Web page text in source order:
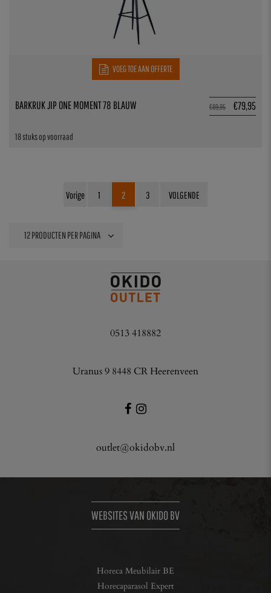
VOEG TOE AAN OFFERTE
€89,95 €79,95
18 stuks op voorraad
BARKRUK JIP ONE MOMENT 78 BLAUW
Vorige 1 2 3 VOLGENDE
0513 418882
Uranus 9 8448 CR Heerenveen
outlet@okidobv.nl
WEBSITES VAN OKIDO BV
Horeca Meubilair BE
Horecaparasol Expert